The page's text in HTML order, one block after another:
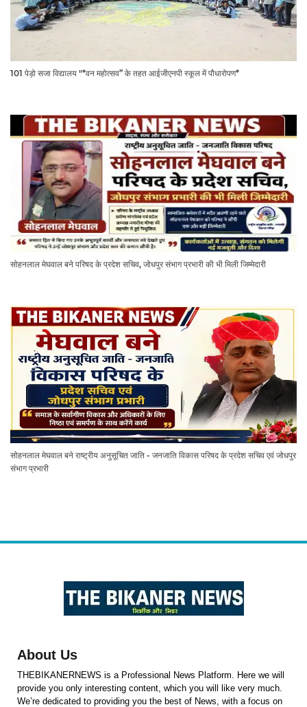
101 पेड़ो सजा विद्यालय "*वन महोत्सव” के तहत आईजीएनपी स्कूल में पौधारोपण*
सोहनलाल मेघवाल बने परिषद के प्रदेश सचिव, जोधपुर संभाग प्रभारी की भी मिली जिम्मेदारी
सोहनलाल मेघवाल बने राष्ट्रीय अनुसूचित जाति - जनजाति विकास परिषद के प्रदेश सचिव एवं जोधपुर
संभाग प्रभारी
About Us
THEBIKANERNEWS is a Professional News Platform. Here we will
provide you only interesting content, which you will like very much.
We’re dedicated to providing you the best of News, with a focus on